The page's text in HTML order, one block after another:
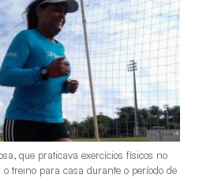
que praticava exercícios físicos no
treino para casa durante o período de